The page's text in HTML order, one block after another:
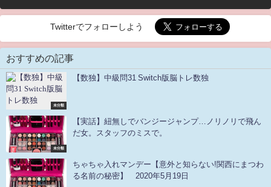
Twitterでフォローしよう
おすすめの記事
未分類
【数独】中級問31 Switch版脳トレ数独
未分類
【実話】紐無しでバンジージャンプ…ノリノリで飛ん
だ女。スタッフのミスで。
ちゃちゃ入れマンデー【意外と知らない!関西にまつわ
る名前の秘密】 2020年5月19日